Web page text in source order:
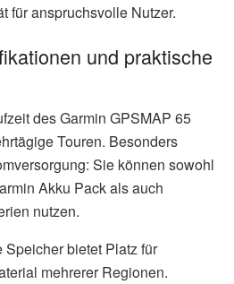
für anspruchsvolle Nutzer.
und praktische
des Garmin GPSMAP 65
Touren. Besonders
Sie können sowohl
Akku Pack als auch
nutzen.
bietet Platz für
mehrerer Regionen.